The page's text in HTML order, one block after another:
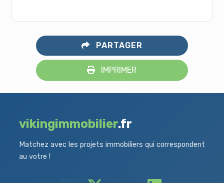
PARTAGER
IMPRIMER
vikingimmobilier.fr
Matchez avec les projets immobiliers qui correspondent
au votre !